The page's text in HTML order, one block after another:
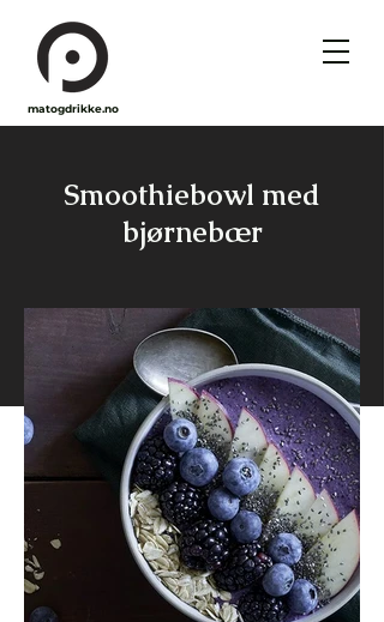
matogdrikke.no
Smoothiebowl med
bjørnebær